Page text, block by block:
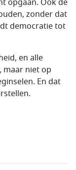
opgaan. Ook de
zonder dat
democratie tot
en alle
maar niet op
En dat